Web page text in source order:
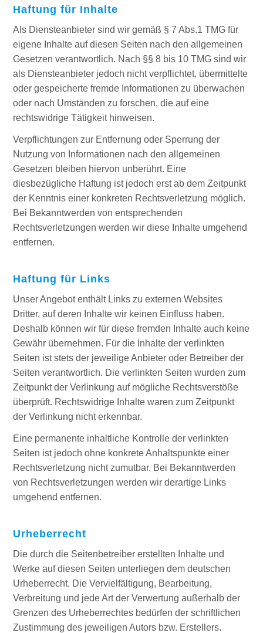
Haftung für Inhalte
Als Diensteanbieter sind wir gemäß § 7 Abs.1 TMG für
eigene Inhalte auf diesen Seiten nach den allgemeinen
Gesetzen verantwortlich. Nach §§ 8 bis 10 TMG sind wir
als Diensteanbieter jedoch nicht verpflichtet, übermittelte
oder gespeicherte fremde Informationen zu überwachen
oder nach Umständen zu forschen, die auf eine
rechtswidrige Tätigkeit hinweisen.
Verpflichtungen zur Entfernung oder Sperrung der
Nutzung von Informationen nach den allgemeinen
Gesetzen bleiben hiervon unberührt. Eine
diesbezügliche Haftung ist jedoch erst ab dem Zeitpunkt
der Kenntnis einer konkreten Rechtsverletzung möglich.
Bei Bekanntwerden von entsprechenden
Rechtsverletzungen werden wir diese Inhalte umgehend
entfernen.
Haftung für Links
Unser Angebot enthält Links zu externen Websites
Dritter, auf deren Inhalte wir keinen Einfluss haben.
Deshalb können wir für diese fremden Inhalte auch keine
Gewähr übernehmen. Für die Inhalte der verlinkten
Seiten ist stets der jeweilige Anbieter oder Betreiber der
Seiten verantwortlich. Die verlinkten Seiten wurden zum
Zeitpunkt der Verlinkung auf mögliche Rechtsverstöße
überprüft. Rechtswidrige Inhalte waren zum Zeitpunkt
der Verlinkung nicht erkennbar.
Eine permanente inhaltliche Kontrolle der verlinkten
Seiten ist jedoch ohne konkrete Anhaltspunkte einer
Rechtsverletzung nicht zumutbar. Bei Bekanntwerden
von Rechtsverletzungen werden wir derartige Links
umgehend entfernen.
Urheberrecht
Die durch die Seitenbetreiber erstellten Inhalte und
Werke auf diesen Seiten unterliegen dem deutschen
Urheberrecht. Die Vervielfältigung, Bearbeitung,
Verbreitung und jede Art der Verwertung außerhalb der
Grenzen des Urheberrechtes bedürfen der schriftlichen
Zustimmung des jeweiligen Autors bzw. Erstellers.